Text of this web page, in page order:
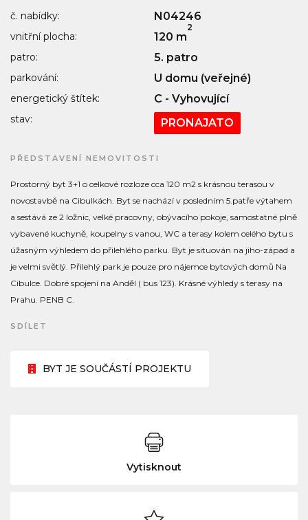
č. nabídky: N04246
vnitřní plocha: 120 m
2
patro: 5. patro
parkování: U domu (veřejné)
energetický štítek: C - Vyhovující
stav: PRONAJATO
PŘEDSTAVENÍ NEMOVITOSTI
Prostorný byt 3+1 o celkové rozloze cca 120 m2 s krásnou terasou v
novostavbě na Cibulkách. Byt se nachází v posledním 5.patře výtahem
a sestává ze 2 ložnic, velké pracovny, obývacího pokoje, samostatné plně
vybavené kuchyně, koupelny s vanou, WC a terasy kolem celého bytu s
úžasným výhledem do přilehlého parku. Byt je situován na jiho-západ a
je velmi světlý. Přilehlý park je pouze pro nájemce bytových domů Na
Cibulce. Dobré spojení na Anděl ( bus 123). Krásné výhledy s terasy na
Prahu. PENB C.
SDÍLET
BYT JE SOUČÁSTÍ PROJEKTU
Vytisknout